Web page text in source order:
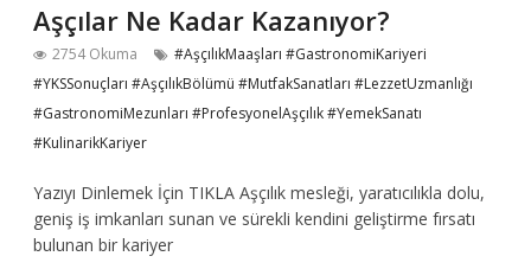
Aşçılar Ne Kadar Kazanıyor?
2754 Okuma
#AşçılıkMaaşları #GastronomiKariyeri
#YKSSonuçları #AşçılıkBölümü #MutfakSanatları #LezzetUzmanlığı
#GastronomiMezunları #ProfesyonelAşçılık #YemekSanatı
#KulinarikKariyer
Yazıyı Dinlemek İçin TIKLA Aşçılık mesleği, yaratıcılıkla dolu,
geniş iş imkanları sunan ve sürekli kendini geliştirme fırsatı
bulunan bir kariyer